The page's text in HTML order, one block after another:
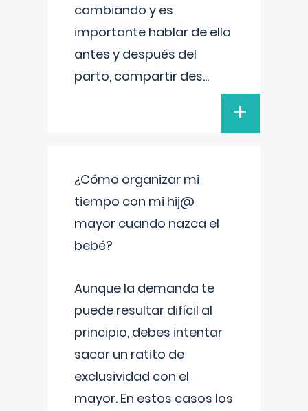
cambiando y es
importante hablar de ello
antes y después del
parto, compartir des...
+
¿Cómo organizar mi
tiempo con mi hij@
mayor cuando nazca el
bebé?
Aunque la demanda te
puede resultar difícil al
principio, debes intentar
sacar un ratito de
exclusividad con el
mayor. En estos casos los